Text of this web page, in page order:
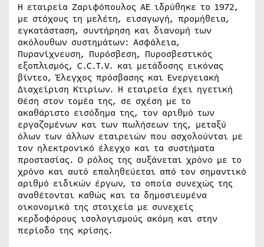
Η εταιρεία Ζαριφόπουλος ΑΕ ιδρύθηκε το 1972,
με στόχους τη μελέτη, εισαγωγή, προμήθεια,
εγκατάσταση, συντήρηση και διανομή των
ακόλουθων συστημάτων: Ασφάλεια,
Πυρανίχνευση, Πυρόσβεση, Πυροσβεστικός
εξοπλισμός, C.C.T.V. και μετάδοσης εικόνας
βίντεο, Έλεγχος πρόσβασης και Ενεργειακή
Διαχείριση Κτιρίων. Η εταιρεία έχει ηγετική
Θέση στον τομέα της, σε σχέση με το
ακαθάριστο εισόδημα της, τον αριθμό των
εργαζομένων και των πωλήσεων της, μεταξύ
όλων των άλλων εταιρειών που ασχολούνται με
τον ηλεκτρονικό έλεγχο και τα συστήματα
προστασίας. Ο ρόλος της αυξάνεται χρόνο με το
χρόνο και αυτό επαληθεύεται από τον σημαντικό
αριθμό ειδικών έργων, τα οποία συνεχώς της
αναθέτονται καθώς και τα δημοσιευμένα
οικονομικά της στοιχεία με συνεχείς
κερδοφόρους ισολογισμούς ακόμη και στην
περίοδο της κρίσης.